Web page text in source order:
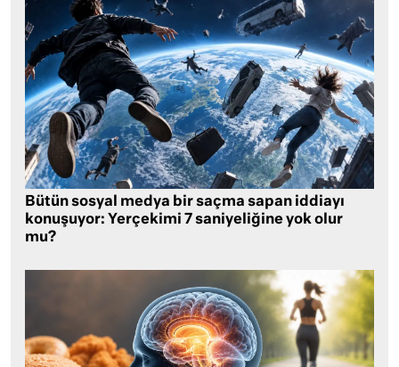
Bütün sosyal medya bir saçma sapan iddiayı
konuşuyor: Yerçekimi 7 saniyeliğine yok olur
mu?